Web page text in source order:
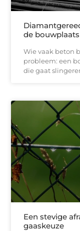
de bouwplaats
Wie vaak beton
probleem: een
die gaat
Een stevige
gaaskeuze